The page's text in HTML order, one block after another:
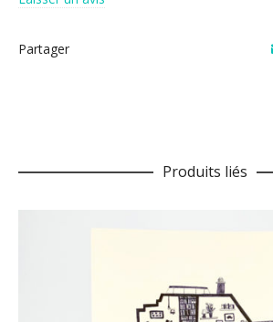
Partager
Produits liés